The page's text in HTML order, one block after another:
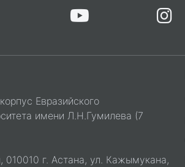
Евразийского
имени Л.Н.Гумилева (7
010010 г. Астана, ул. Кажымукана,